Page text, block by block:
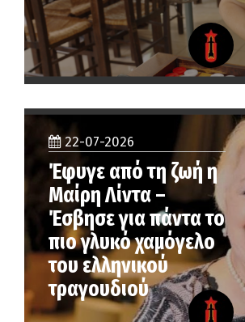
22-07-2026
Έφυγε από τη ζωή η
Μαίρη Λίντα –
Έσβησε για πάντα το
πιο γλυκό χαμόγελο
του ελληνικού
τραγουδιού